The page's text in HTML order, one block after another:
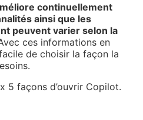
continuellement
ainsi que les
peuvent varier selon la
ces informations en
de choisir la façon la
5 façons d’ouvrir Copilot.